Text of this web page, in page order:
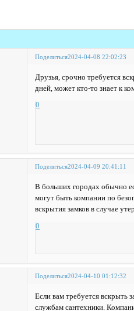
Поделиться2024-04-08 22:02:23
Друзья, срочно требуется
дней, может кто-то знает к
0
Поделиться2024-04-09 20:41:11
В больших городах обычно
могут быть компании по
вскрытия замков в случае
0
Поделиться2024-04-10 01:12:32
Если вам требуется вскрыть
службам сантехники.